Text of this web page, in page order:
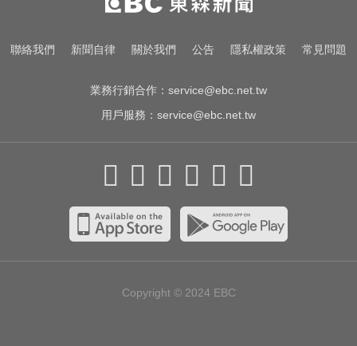
停電 沖繩5人受傷
高雄恐怖車禍！電動車失控連撞13
聯絡我們 新聞自律 關於我們 公告 隱私權政策 常見問題
業務行銷合作： service@ebc.net.tw
用戶服務： service@ebc.net.tw
Copyright © 2024 EBC